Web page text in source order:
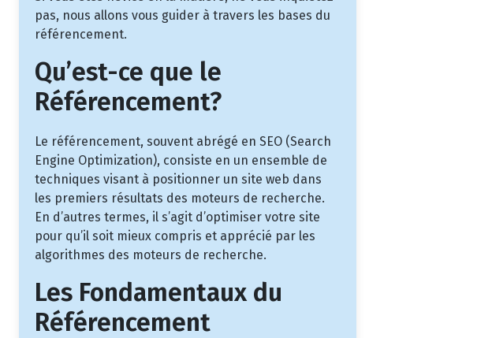
pas, nous allons vous guider à travers les bases du
référencement.
Qu’est-ce que le
Référencement?
Le référencement, souvent abrégé en SEO (Search
Engine Optimization), consiste en un ensemble de
techniques visant à positionner un site web dans
les premiers résultats des moteurs de recherche.
En d’autres termes, il s’agit d’optimiser votre site
pour qu’il soit mieux compris et apprécié par les
algorithmes des moteurs de recherche.
Les Fondamentaux du
Référencement